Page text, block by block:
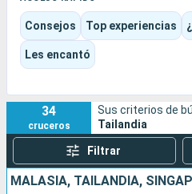
Koh Samui aporta un ambiente
cocoteros, templos frente al mar
para un viaje que combina
los grandes paisajes del Sudeste
Consejos Top experiencias
Les encantó
34
cruceros
Sus criterios de
Tailandia
Filtrar
MALASIA, TAILANDIA,